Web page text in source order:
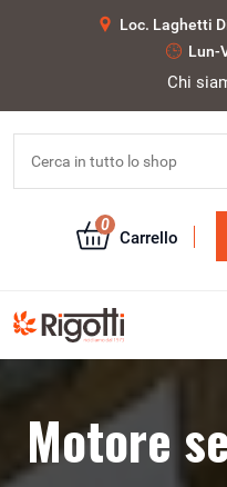
Loc. Laghetti
Lun-
Chi
0
Carrello
Motore